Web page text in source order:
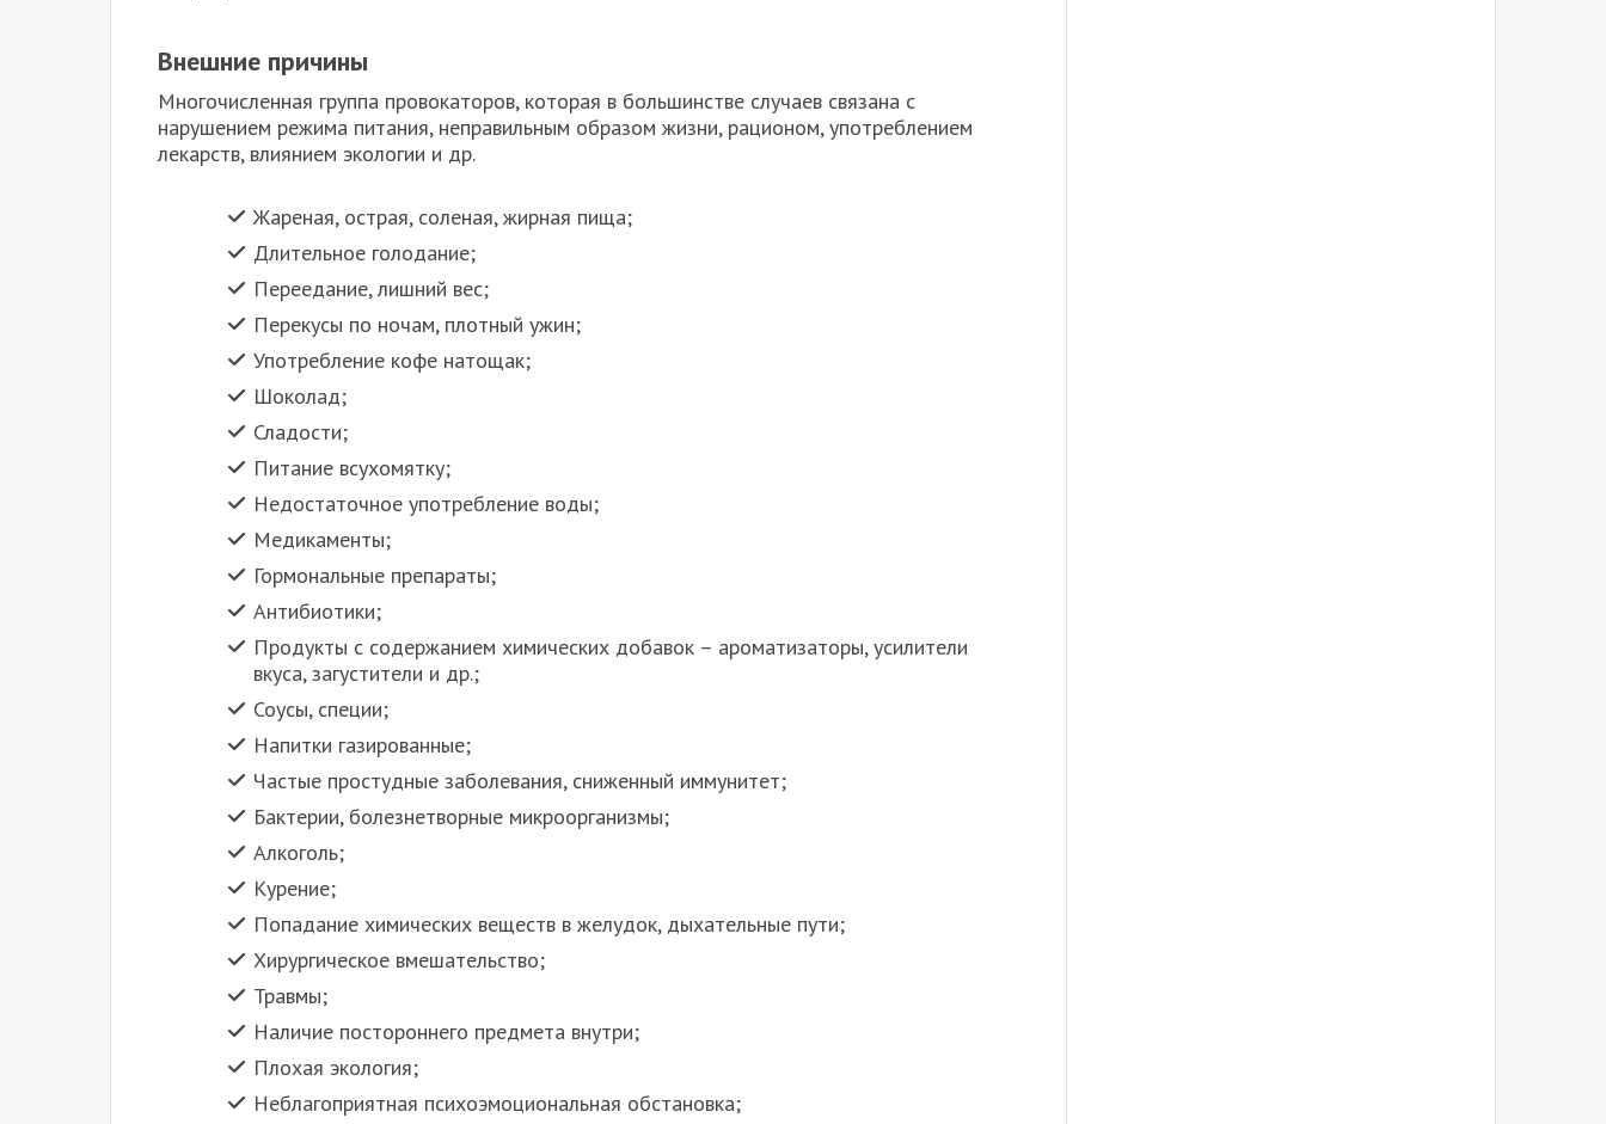
Внешние причины
Многочисленная группа провокаторов, которая в большинстве случаев связана с
нарушением режима питания, неправильным образом жизни, рационом, употреблением
лекарств, влиянием экологии и др.
Жареная, острая, соленая, жирная пища;
Длительное голодание;
Переедание, лишний вес;
Перекусы по ночам, плотный ужин;
Употребление кофе натощак;
Шоколад;
Сладости;
Питание всухомятку;
Недостаточное употребление воды;
Медикаменты;
Гормональные препараты;
Антибиотики;
Продукты с содержанием химических добавок – ароматизаторы, усилители
вкуса, загустители и др.;
Соусы, специи;
Напитки газированные;
Частые простудные заболевания, сниженный иммунитет;
Бактерии, болезнетворные микроорганизмы;
Алкоголь;
Курение;
Попадание химических веществ в желудок, дыхательные пути;
Хирургическое вмешательство;
Травмы;
Наличие постороннего предмета внутри;
Плохая экология;
Неблагоприятная психоэмоциональная обстановка;